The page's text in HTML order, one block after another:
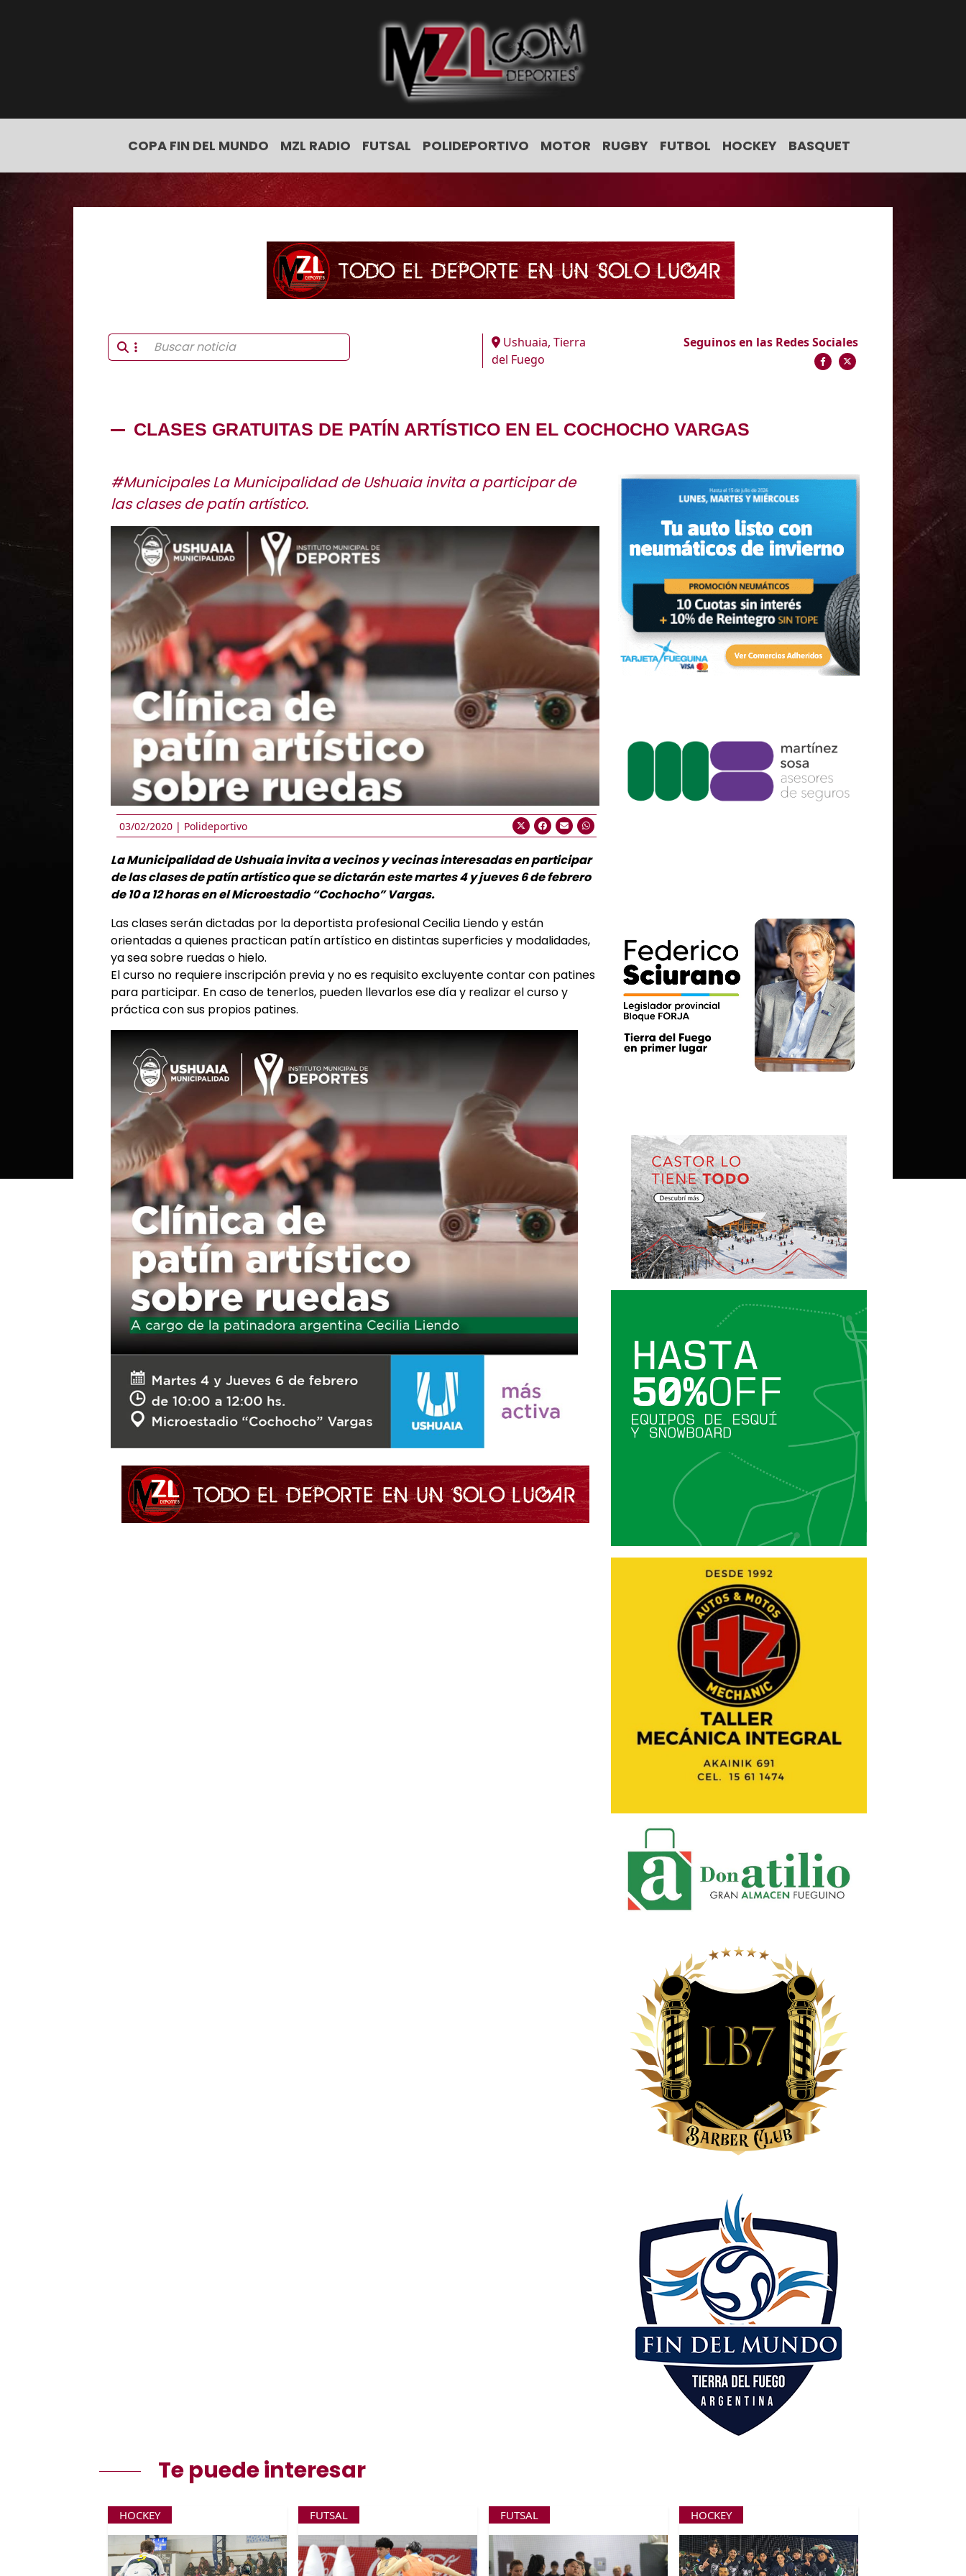
COPA FIN DEL MUNDO MZL RADIO FUTSAL POLIDEPORTIVO MOTOR RUGBY FUTBOL HOCKEY BASQUET
Ushuaia, Tierra
del Fuego
Seguinos en las Redes Sociales
CLASES GRATUITAS DE PATÍN ARTÍSTICO EN EL COCHOCHO VARGAS
#Municipales La Municipalidad de Ushuaia invita a participar de
las clases de patín artístico.
03/02/2020 | Polideportivo
La Municipalidad de Ushuaia invita a vecinos y vecinas interesadas en participar
de las clases de patín artístico que se dictarán este martes 4 y jueves 6 de febrero
de 10 a 12 horas en el Microestadio “Cochocho” Vargas.
Las clases serán dictadas por la deportista profesional Cecilia Liendo y están
orientadas a quienes practican patín artístico en distintas superficies y modalidades,
ya sea sobre ruedas o hielo.
El curso no requiere inscripción previa y no es requisito excluyente contar con patines
para participar. En caso de tenerlos, pueden llevarlos ese día y realizar el curso y
práctica con sus propios patines.
Te puede interesar
HOCKEY FUTSAL FUTSAL HOCKEY